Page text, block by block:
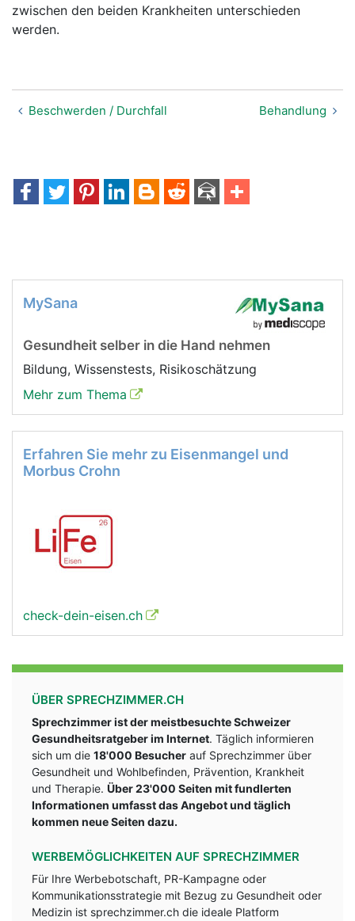
zwischen den beiden Krankheiten unterschieden
werden.
Beschwerden / Durchfall Behandlung
MySana
Gesundheit selber in die Hand nehmen
Bildung, Wissenstests, Risikoschätzung
Mehr zum Thema
Erfahren Sie mehr zu Eisenmangel und
Morbus Crohn
check-dein-eisen.ch
ÜBER SPRECHZIMMER.CH
Sprechzimmer ist der meistbesuchte Schweizer
Gesundheitsratgeber im Internet. Täglich informieren
sich um die 18'000 Besucher auf Sprechzimmer über
Gesundheit und Wohlbefinden, Prävention, Krankheit
und Therapie. Über 23'000 Seiten mit fundlerten
Informationen umfasst das Angebot und täglich
kommen neue Seiten dazu.
WERBEMÖGLICHKEITEN AUF SPRECHZIMMER
Für Ihre Werbebotschaft, PR-Kampagne oder
Kommunikationsstrategie mit Bezug zu Gesundheit oder
Medizin ist sprechzimmer.ch die ideale Platform